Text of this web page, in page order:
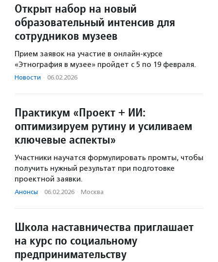
Открыт набор на новый
образовательный интенсив для
сотрудников музеев
Прием заявок на участие в онлайн-курсе
«Этнография в музее» пройдет с 5 по 19 февраля.
Новости · 06.02.2026
Практикум «Проект + ИИ:
оптимизируем рутину и усиливаем
ключевые аспекты»
Участники научатся формулировать промты, чтобы
получить нужный результат при подготовке
проектной заявки.
Анонсы · 06.02.2026 · Москва
Школа наставничества приглашает
на курс по социальному
предпринимательству